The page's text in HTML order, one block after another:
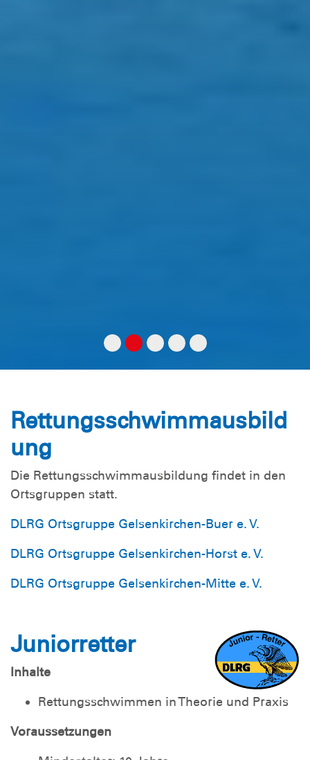
Rettungsschwimmausbild
ung
Die Rettungsschwimmausbildung findet in den
Ortsgruppen statt.
DLRG Ortsgruppe Gelsenkirchen-Buer e. V.
DLRG Ortsgruppe Gelsenkirchen-Horst e. V.
DLRG Ortsgruppe Gelsenkirchen-Mitte e. V.
Juniorretter
Inhalte
Rettungsschwimmen in Theorie und Praxis
Voraussetzungen